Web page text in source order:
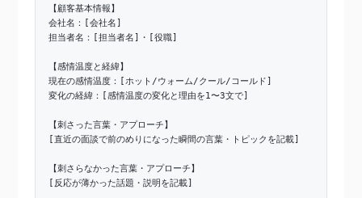
【顧客基本情報】
会社名：[会社名]
担当者名：[担当者名]・[役職]
【感情温度と経緯】
現在の感情温度：[ホット/ウォーム/クール/コールド]
変化の経緯：[感情温度の変化と理由を1〜3文で]
【刺さった言葉・アプローチ】
[直近の面談で前のめりになった瞬間の言葉・トピックを記載]
【刺さらなかった言葉・アプローチ】
[反応が薄かった話題・説明を記載]